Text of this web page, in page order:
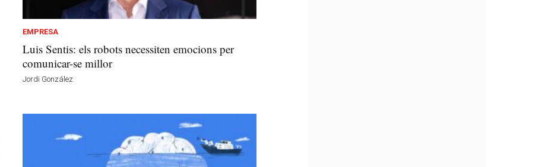
EMPRESA
Luis Sentis: els robots necessiten emocions per
comunicar-se millor
Jordi González